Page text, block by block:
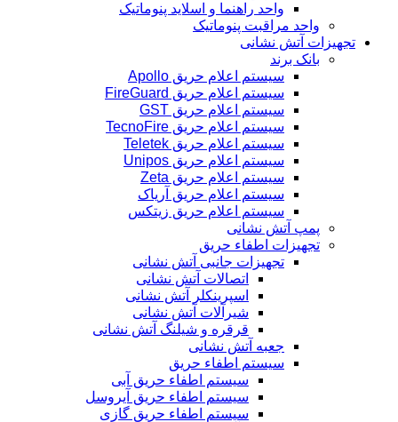
واحد راهنما و اسلاید پنوماتیک
واحد مراقبت پنوماتیک
تجهیزات آتش نشانی
بانک برند
سیستم اعلام حریق Apollo
سیستم اعلام حریق FireGuard
سیستم اعلام حریق GST
سیستم اعلام حریق TecnoFire
سیستم اعلام حریق Teletek
سیستم اعلام حریق Unipos
سیستم اعلام حریق Zeta
سیستم اعلام حریق آریاک
سیستم اعلام حریق زیتکس
پمپ آتش نشانی
تجهیزات اطفاء حریق
تجهیزات جانبی آتش نشانی
اتصالات آتش نشانی
اسپرینکلر آتش نشانی
شیرآلات آتش نشانی
قرقره و شیلنگ آتش نشانی
جعبه آتش نشانی
سیستم اطفاء حریق
سیستم اطفاء حریق آبی
سیستم اطفاء حریق آیروسل
سیستم اطفاء حریق گازی